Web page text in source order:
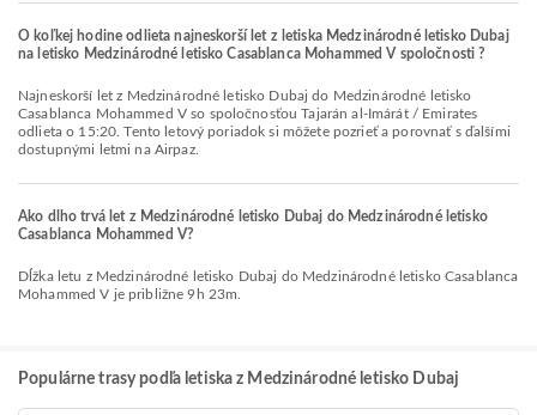
O koľkej hodine odlieta najneskorší let z letiska Medzinárodné letisko Dubaj
na letisko Medzinárodné letisko Casablanca Mohammed V spoločnosti ?
Najneskorší let z Medzinárodné letisko Dubaj do Medzinárodné letisko
Casablanca Mohammed V so spoločnosťou Tajarán al-Imárát / Emirates
odlieta o 15:20. Tento letový poriadok si môžete pozrieť a porovnať s ďalšími
dostupnými letmi na Airpaz.
Ako dlho trvá let z Medzinárodné letisko Dubaj do Medzinárodné letisko
Casablanca Mohammed V?
Dĺžka letu z Medzinárodné letisko Dubaj do Medzinárodné letisko Casablanca
Mohammed V je približne 9h 23m.
Populárne trasy podľa letiska z Medzinárodné letisko Dubaj